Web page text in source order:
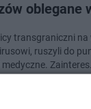
oblegane
transgraniczni
ruszyli do
Zainteres…